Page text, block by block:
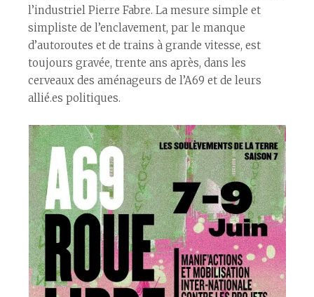
l’industriel Pierre Fabre. La mesure simple et
simpliste de l’enclavement, par le manque
d’autoroutes et de trains à grande vitesse, est
toujours gravée, trente ans après, dans les
cerveaux des aménageurs de l’A69 et de leurs
allié.es politiques.